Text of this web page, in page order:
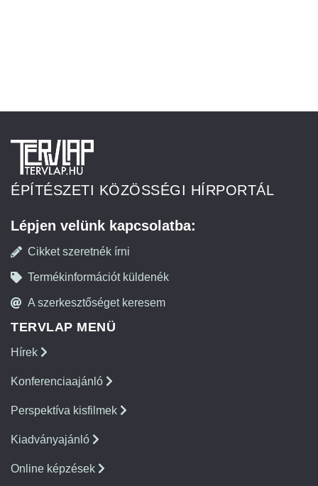
ÉPÍTÉSZETI KÖZÖSSÉGI HÍRPORTÁL
Lépjen velünk kapcsolatba:
Cikket szeretnék írni
Termékinformációt küldenék
A szerkesztőséget keresem
TERVLAP MENÜ
Hírek
Konferenciaajánló
Perspektíva kisfilmek
Kiadványajánló
Online képzések